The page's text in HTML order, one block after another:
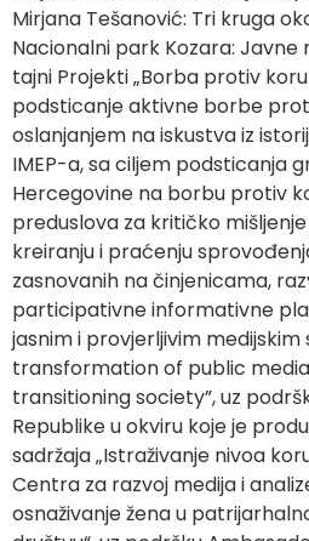
Mirjana Tešanović: Tri kruga
Nacionalni park Kozara:
tajni Projekti „Borba protiv
podsticanje aktivne borbe
oslanjanjem na iskustva iz
IMEP-a, sa ciljem podsticanja
Hercegovine na borbu protiv
preduslova za kritičko
kreiranju i praćenju
zasnovanih na činjenicama,
participativne informativne
jasnim i provjerljivim medijskim
transformation of public
transitioning society”, uz
Republike u okviru koje je
sadržaja „Istraživanje nivoa
Centra za razvoj medija i
osnaživanje žena u